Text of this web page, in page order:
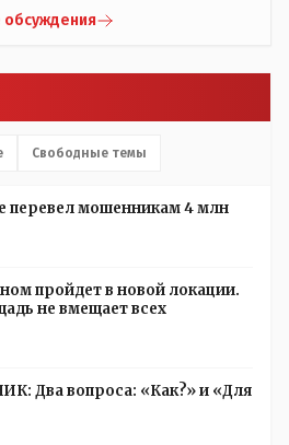
Кто звонил? От кого
обсуждения
Свободные темы
перевел мошенникам 4 млн
пройдет в новой локации.
не вмещает всех
Два вопроса: «Как?» и «Для